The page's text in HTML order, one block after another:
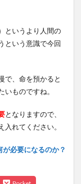
というより人間の
という意識で今回
で、命を預かると
ものですね。
となりますので、
れてください。
必要になるのか？